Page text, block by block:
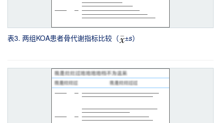
表3. 两组KOA患者骨代谢指标比较（ ±s）